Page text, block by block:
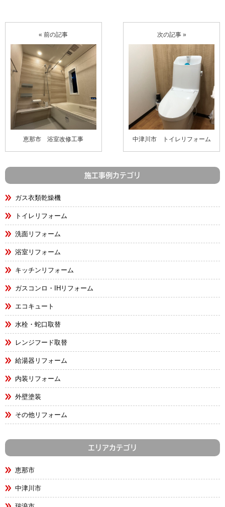
« 前の記事
恵那市 浴室改修工事
次の記事 »
中津川市 トイレリフォーム
施工事例カテゴリ
ガス衣類乾燥機
トイレリフォーム
洗面リフォーム
浴室リフォーム
キッチンリフォーム
ガスコンロ・IHリフォーム
エコキュート
水栓・蛇口取替
レンジフード取替
給湯器リフォーム
内装リフォーム
外壁塗装
その他リフォーム
エリアカテゴリ
恵那市
中津川市